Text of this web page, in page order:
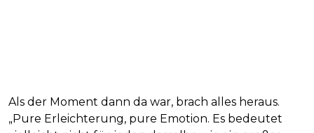
Als der Moment dann da war, brach alles heraus.
„Pure Erleichterung, pure Emotion. Es bedeutet